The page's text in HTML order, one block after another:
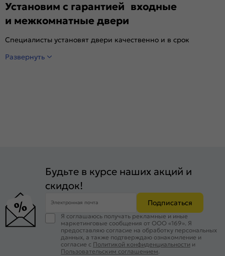
Установим с гарантией входные
и межкомнатные двери
Специалисты установят двери качественно и в срок
Развернуть
Будьте в курсе наших акций и
скидок!
Электронная почта Подписаться
Я соглашаюсь получать рекламные и иные
маркетинговые сообщения от ООО «169». Я
предоставляю согласие на обработку персональных
данных, а также подтверждаю ознакомление и
согласие с Политикой конфиденциальности и
Пользовательским соглашением.